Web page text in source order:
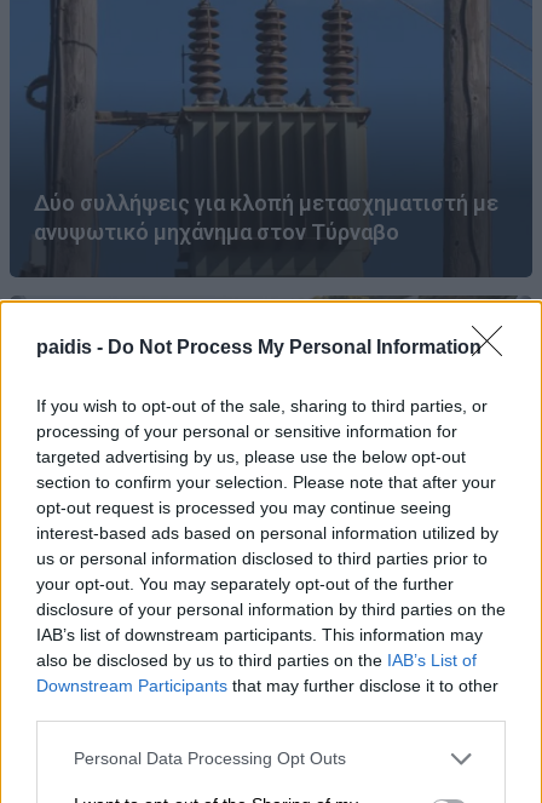
paidis - Do Not Process My Personal Information
If you wish to opt-out of the sale, sharing to third parties, or
processing of your personal or sensitive information for
targeted advertising by us, please use the below opt-out
section to confirm your selection. Please note that after your
opt-out request is processed you may continue seeing
interest-based ads based on personal information utilized by
us or personal information disclosed to third parties prior to
your opt-out. You may separately opt-out of the further
disclosure of your personal information by third parties on the
IAB’s list of downstream participants. This information may
also be disclosed by us to third parties on the IAB’s List of
Downstream Participants that may further disclose it to other
Personal Data Processing Opt Outs
Δύο συλλήψεις για κλοπή μετασχηματιστή με
ανυψωτικό μηχάνημα στον Τύρναβο
Το κουμπί στο αυτοκίνητο που χρησιμοποιούν
λάθος σχεδόν όλοι οι οδηγοί – Και όμως
μπορεί να κάνει μεγάλη διαφορά